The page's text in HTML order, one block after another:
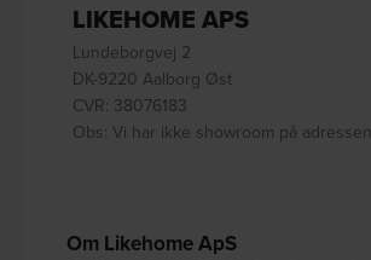
LIKEHOME APS
Lundeborgvej 2
DK-9220 Aalborg Øst
CVR: 38076183
Obs: Vi har ikke showroom på adressen
Om Likehome ApS